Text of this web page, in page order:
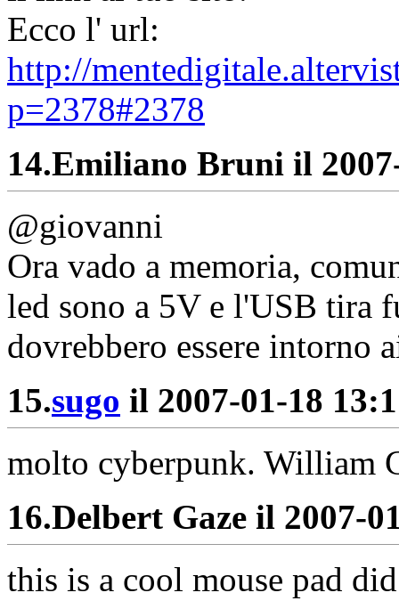
Ecco l' url:
http://
p=2378#2378
14.Emiliano Bruni il
@giovanni
Ora vado a memoria,
led sono a 5V e l'USB tira
dovrebbero essere intorno
15.sugo il 2007-01-18
molto cyberpunk. William
16.Delbert Gaze il 2007-
this is a cool mouse pad